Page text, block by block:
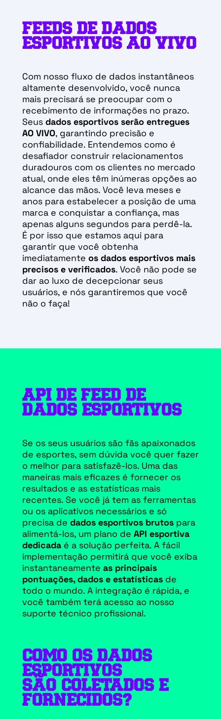
FEEDS DE DADOS
ESPORTIVOS AO VIVO
Com nosso fluxo de dados instantâneos
altamente desenvolvido, você nunca
mais precisará se preocupar com o
recebimento de informações no prazo.
Seus dados esportivos serão entregues
AO VIVO, garantindo precisão e
confiabilidade. Entendemos como é
desafiador construir relacionamentos
duradouros com os clientes no mercado
atual, onde eles têm inúmeras opções ao
alcance das mãos. Você leva meses e
anos para estabelecer a posição de uma
marca e conquistar a confiança, mas
apenas alguns segundos para perdê-la.
É por isso que estamos aqui para
garantir que você obtenha
imediatamente os dados esportivos mais
precisos e verificados. Você não pode se
dar ao luxo de decepcionar seus
usuários, e nós garantiremos que você
não o faça!
API DE FEED DE
DADOS ESPORTIVOS
Se os seus usuários são fãs apaixonados
de esportes, sem dúvida você quer fazer
o melhor para satisfazê-los. Uma das
maneiras mais eficazes é fornecer os
resultados e as estatísticas mais
recentes. Se você já tem as ferramentas
ou os aplicativos necessários e só
precisa de dados esportivos brutospara
alimentá-los, um plano de API esportiva
dedicadaé a solução perfeita. A fácil
implementação permitirá que você exiba
instantaneamente as principais
pontuações, dados e estatísticasde
todo o mundo. A integração é rápida, e
você também terá acesso ao nosso
suporte técnico profissional.
COMO OS DADOS
ESPORTIVOS
SÃO COLETADOS E
FORNECIDOS?